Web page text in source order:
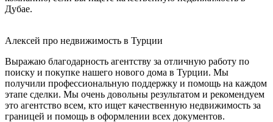
Дубае.
Алексей про недвижимость в Турции
Выражаю благодарность агентству за отличную работу по
поиску и покупке нашего нового дома в Турции. Мы
получили профессиональную поддержку и помощь на каждом
этапе сделки. Мы очень довольны результатом и рекомендуем
это агентство всем, кто ищет качественную недвижимость за
границей и помощь в оформлении всех документов.